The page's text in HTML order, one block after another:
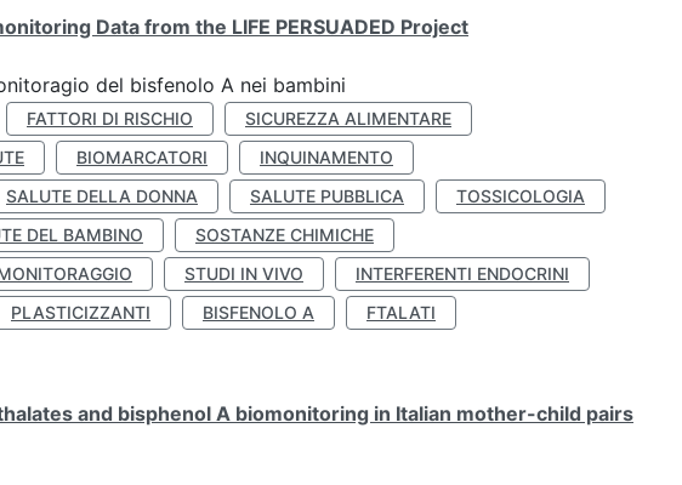
Data from the LIFE PERSUADED Project
del bisfenolo A nei bambini
FATTORI DI RISCHIO
SICUREZZA ALIMENTARE
BIOMARCATORI
INQUINAMENTO
SALUTE DELLA DONNA SALUTE PUBBLICA
TOSSICOLOGIA
DEL BAMBINO
SOSTANZE CHIMICHE
STUDI IN VIVO
INTERFERENTI ENDOCRINI
PLASTICIZZANTI BISFENOLO A
FTALATI
and bisphenol A biomonitoring in Italian mother-child pairs